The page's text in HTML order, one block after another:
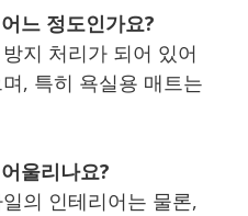
느 정도인가요?
지 처리가 되어 있어
, 특히 욕실용 매트는
울리나요?
의 인테리어는 물론,